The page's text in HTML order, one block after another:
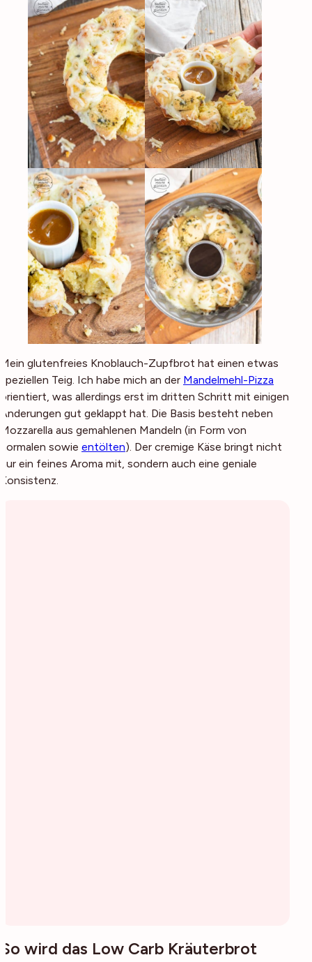
Mein glutenfreies Knoblauch-Zupfbrot hat einen etwas
speziellen Teig. Ich habe mich an der Mandelmehl-Pizza
orientiert, was allerdings erst im dritten Schritt mit einigen
Änderungen gut geklappt hat. Die Basis besteht neben
Mozzarella aus gemahlenen Mandeln (in Form von
normalen sowie entölten). Der cremige Käse bringt nicht
nur ein feines Aroma mit, sondern auch eine geniale
Konsistenz.
So wird das Low Carb Kräuterbrot